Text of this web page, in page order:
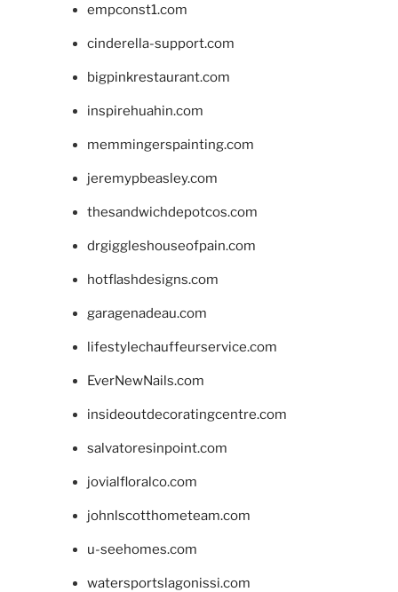
empconst1.com
cinderella-support.com
bigpinkrestaurant.com
inspirehuahin.com
memmingerspainting.com
jeremypbeasley.com
thesandwichdepotcos.com
drgiggleshouseofpain.com
hotflashdesigns.com
garagenadeau.com
lifestylechauffeurservice.com
EverNewNails.com
insideoutdecoratingcentre.com
salvatoresinpoint.com
jovialfloralco.com
johnlscotthometeam.com
u-seehomes.com
watersportslagonissi.com